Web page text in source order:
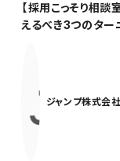
【採用こっそり相
えるべき3つのター
ジャンプ株式会社